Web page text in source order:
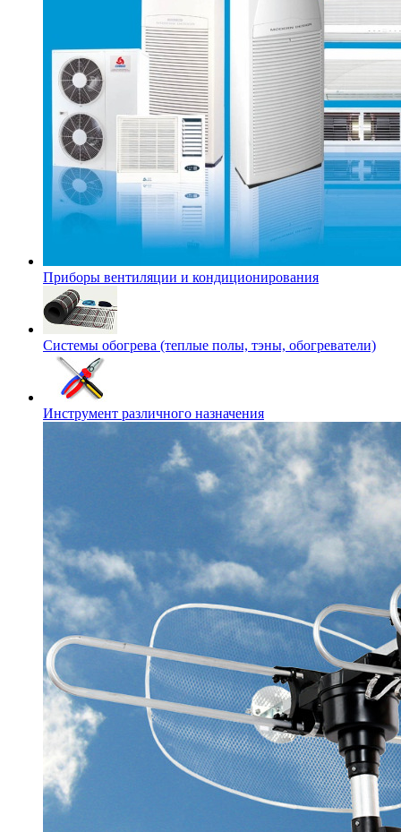
Приборы вентиляции и кондиционирования
Системы обогрева (теплые полы, тэны, обогреватели)
Инструмент различного назначения